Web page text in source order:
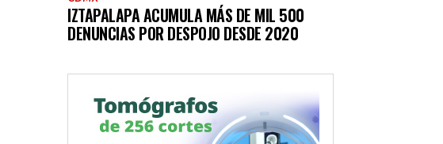
IZTAPALAPA ACUMULA MÁS DE MIL 500
DENUNCIAS POR DESPOJO DESDE 2020